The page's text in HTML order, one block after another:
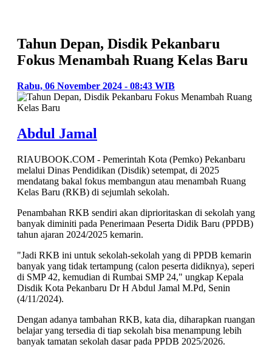
Tahun Depan, Disdik Pekanbaru
Fokus Menambah Ruang Kelas Baru
Rabu, 06 November 2024 - 08:43 WIB
Abdul Jamal
RIAUBOOK.COM - Pemerintah Kota (Pemko) Pekanbaru
melalui Dinas Pendidikan (Disdik) setempat, di 2025
mendatang bakal fokus membangun atau menambah Ruang
Kelas Baru (RKB) di sejumlah sekolah.
Penambahan RKB sendiri akan diprioritaskan di sekolah yang
banyak diminiti pada Penerimaan Peserta Didik Baru (PPDB)
tahun ajaran 2024/2025 kemarin.
"Jadi RKB ini untuk sekolah-sekolah yang di PPDB kemarin
banyak yang tidak tertampung (calon peserta didiknya), seperi
di SMP 42, kemudian di Rumbai SMP 24," ungkap Kepala
Disdik Kota Pekanbaru Dr H Abdul Jamal M.Pd, Senin
(4/11/2024).
Dengan adanya tambahan RKB, kata dia, diharapkan ruangan
belajar yang tersedia di tiap sekolah bisa menampung lebih
banyak tamatan sekolah dasar pada PPDB 2025/2026.